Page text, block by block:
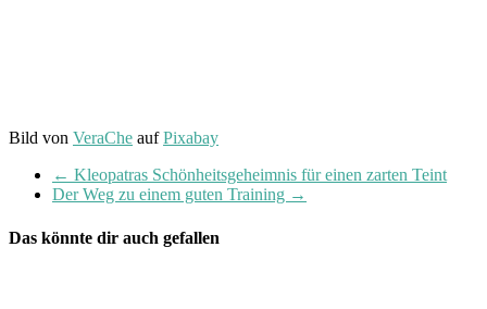
Bild von VeraChe aufPixabay
← Kleopatras Schönheitsgeheimnis für einen zarten Teint
Der Weg zu einem guten Training →
Das könnte dir auch gefallen